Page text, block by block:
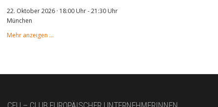
22. Oktober 2026 · 18:00 Uhr-21:30 Uhr
München
Mehr anzeigen …